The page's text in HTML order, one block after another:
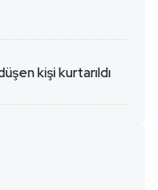
kişi kurtarıldı